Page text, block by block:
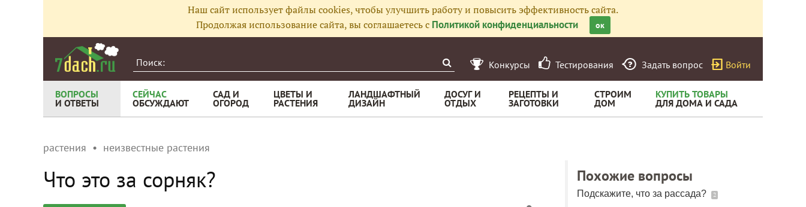
Наш сайт использует файлы cookies, чтобы улучшить работу и повысить эффективность сайта.
Продолжая использование сайта, вы соглашаетесь с Политикой конфиденциальности ок
Конкурсы Тестирования Задать вопрос Войти
ВОПРОСЫ
И ОТВЕТЫ
СЕЙЧАС
ОБСУЖДАЮТ
САД И
ОГОРОД
ЦВЕТЫ И
РАСТЕНИЯ
ЛАНДШАФТНЫЙ
ДИЗАЙН
ДОСУГ И
ОТДЫХ
РЕЦЕПТЫ И
ЗАГОТОВКИ
СТРОИМ
ДОМ
КУПИТЬ ТОВАРЫ
ДЛЯ ДОМА И САДА
растения неизвестные растения
Что это за сорняк? Похожие вопросы
Подскажите, что за рассада? 2